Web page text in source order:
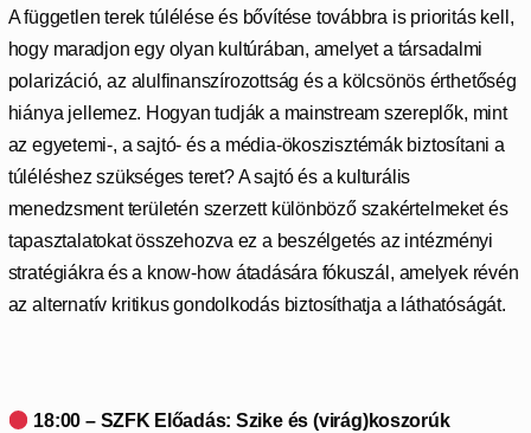
A független terek túlélése és bővítése továbbra is prioritás kell,
hogy maradjon egy olyan kultúrában, amelyet a társadalmi
polarizáció, az alulfinanszírozottság és a kölcsönös érthetőség
hiánya jellemez. Hogyan tudják a mainstream szereplők, mint
az egyetemi-, a sajtó- és a média-ökoszisztémák biztosítani a
túléléshez szükséges teret? A sajtó és a kulturális
menedzsment területén szerzett különböző szakértelmeket és
tapasztalatokat összehozva ez a beszélgetés az intézményi
stratégiákra és a know-how átadására fókuszál, amelyek révén
az alternatív kritikus gondolkodás biztosíthatja a láthatóságát.
18:00 – SZFK Előadás: Szike és (virág)koszorúk